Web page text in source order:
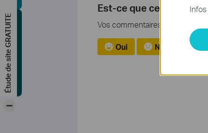
Est-ce que ce FAQ a
Vos commentaires nous
Oui Non
Étude de site GRATUITE
-